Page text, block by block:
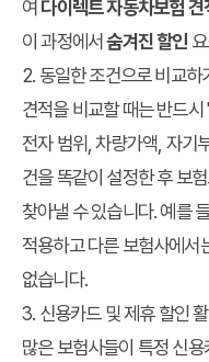
여 다이렉트 자동차보험 견
이 과정에서숨겨진 할인
2. 동일한 조건으로 비교하
견적을 비교할 때는 반드
전자 범위, 차량가액, 자기
건을 똑같이 설정한 후 보
찾아낼 수 있습니다. 예를
적용하고 다른 보험사에서
없습니다.
3. 신용카드 및 제휴 할인
많은 보험사들이 특정 신